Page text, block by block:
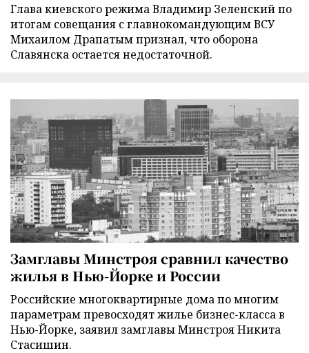
Глава киевского режима Владимир Зеленский по
итогам совещания с главнокомандующим ВСУ
Михаилом Драпатым признал, что оборона
Славянска остается недостаточной.
Замглавы Минстроя сравнил качество
жилья в Нью-Йорке и России
Российские многоквартирные дома по многим
параметрам превосходят жилье бизнес-класса в
Нью-Йорке, заявил замглавы Минстроя Никита
Стасишин.